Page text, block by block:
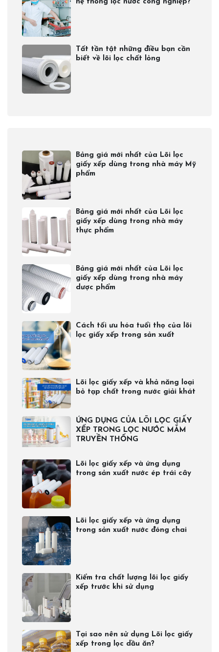
hệ thống lọc nước công nghiệp?
Tất tần tật những điều bạn cần
biết về lõi lọc chất lỏng
Bảng giá mới nhất của Lõi lọc
giấy xếp dùng trong nhà máy Mỹ
phẩm
Bảng giá mới nhất của Lõi lọc
giấy xếp dùng trong nhà máy
thực phẩm
Bảng giá mới nhất của Lõi lọc
giấy xếp dùng trong nhà máy
dược phẩm
Cách tối ưu hóa tuổi thọ của lõi
lọc giấy xếp trong sản xuất
Lõi lọc giấy xếp và khả năng loại
bỏ tạp chất trong nước giải khát
ỨNG DỤNG CỦA LÕI LỌC GIẤY
XẾP TRONG LỌC NƯỚC MẮM
TRUYỀN THỐNG
Lõi lọc giấy xếp và ứng dụng
trong sản xuất nước ép trái cây
Lõi lọc giấy xếp và ứng dụng
trong sản xuất nước đóng chai​
Kiểm tra chất lượng lõi lọc giấy
xếp trước khi sử dụng
Tại sao nên sử dụng Lõi lọc giấy
xếp trong lọc dầu ăn?